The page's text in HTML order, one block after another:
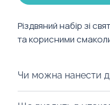
Різдвяний набір зі
та корисними
Чи можна нанести